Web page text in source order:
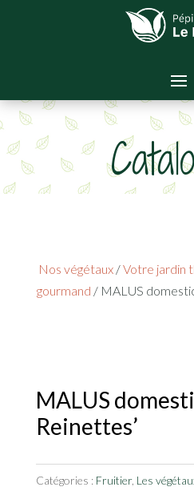
Nos végétaux /Votre jardin
gourmand / MALUS
MALUS
Reinettes’
Catégories : Fruitier, Les